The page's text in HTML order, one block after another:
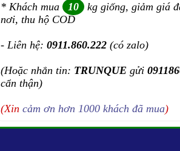
* Khách mua 10 kg giống, giảm giá
nơi, thu hộ COD
- Liên hệ: 0911.860.222 (có zalo)
(Hoặc nhắn tin: TRUNQUE gửi
cẩn thận)
(Xin cảm ơn hơn 1000 khách đã mua)